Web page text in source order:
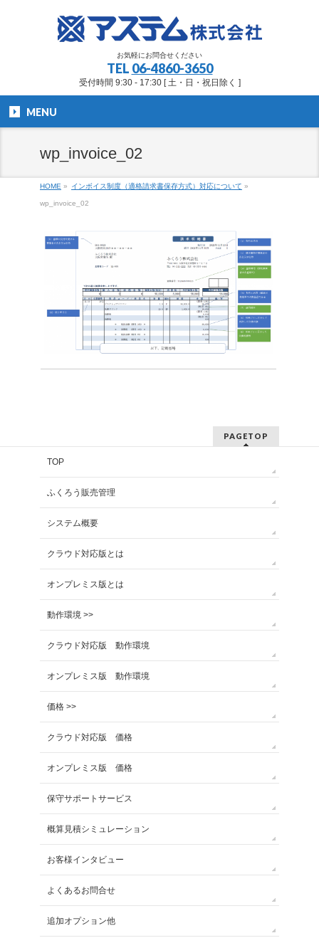
お気軽にお問合せください
TEL 06-4860-3650
受付時間 9:30 - 17:30 [ 土・日・祝日除く ]
MENU
wp_invoice_02
HOME » インボイス制度（適格請求書保存方式）対応について »
wp_invoice_02
PAGETOP
TOP
ふくろう販売管理
システム概要
クラウド対応版とは
オンプレミス版とは
動作環境 >>
クラウド対応版 動作環境
オンプレミス版 動作環境
価格 >>
クラウド対応版 価格
オンプレミス版 価格
保守サポートサービス
概算見積シミュレーション
お客様インタビュー
よくあるお問合せ
追加オプション他